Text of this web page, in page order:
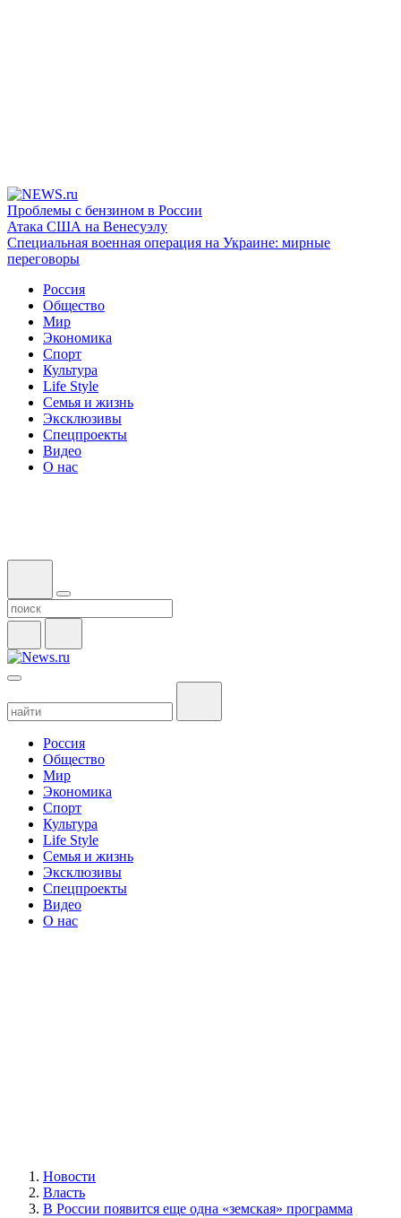
Проблемы с бензином в России
Атака США на Венесуэлу
Специальная военная операция на Украине: мирные
переговоры
Россия
Общество
Мир
Экономика
Спорт
Культура
Life Style
Семья и жизнь
Эксклюзивы
Спецпроекты
Видео
О нас
Россия
Общество
Мир
Экономика
Спорт
Культура
Life Style
Семья и жизнь
Эксклюзивы
Спецпроекты
Видео
О нас
Новости
Власть
В России появится еще одна «земская» программа